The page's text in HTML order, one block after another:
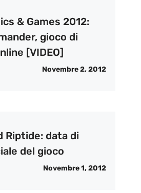
& Games 2012:
gioco di
[VIDEO]
Novembre 2, 2012
Riptide: data di
del gioco
Novembre 1, 2012